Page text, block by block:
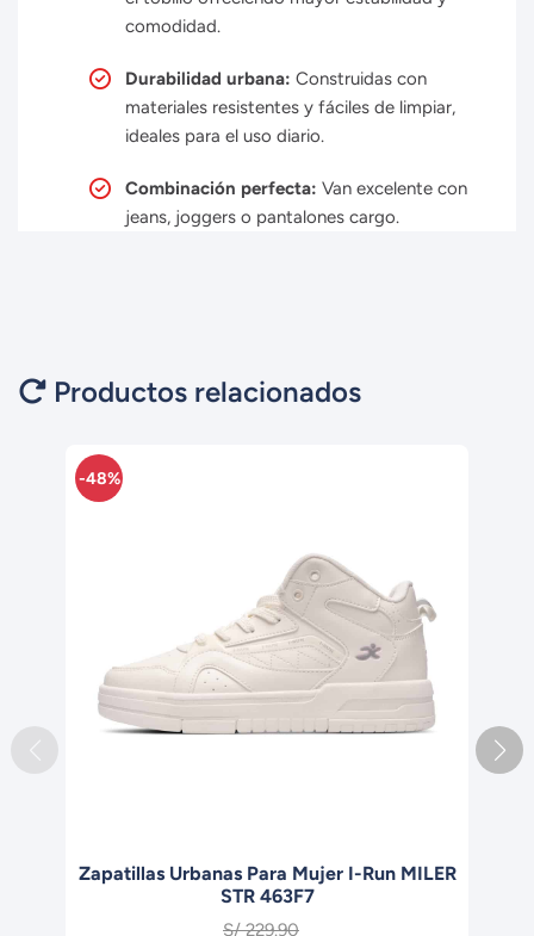
comodidad.
Durabilidad urbana: Construidas con
materiales resistentes y fáciles de limpiar,
ideales para el uso diario.
Combinación perfecta: Van excelente con
jeans, joggers o pantalones cargo.
Productos relacionados
-48%
Zapatillas Urbanas Para Mujer I-Run MILER
STR 463F7
S/ 229.90